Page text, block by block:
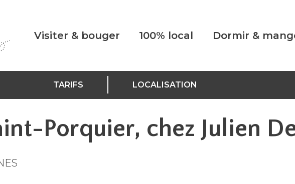
Visiter & bouger 100% local Dormir &
TARIFS LOCALISATION
Porquier, chez Julien